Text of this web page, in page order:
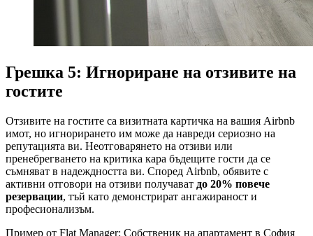
Грешка 5: Игнориране на отзивите на
гостите
Отзивите на гостите са визитната картичка на вашия Airbnb
имот, но игнорирането им може да навреди сериозно на
репутацията ви. Неотговарянето на отзиви или
пренебрегването на критика кара бъдещите гости да се
съмняват в надеждността ви. Според Airbnb, обявите с
активни отговори на отзиви получават до 20% повече
резервации, тъй като демонстрират ангажираност и
професионализъм.
Пример от Flat Manager: Собственик на апартамент в София